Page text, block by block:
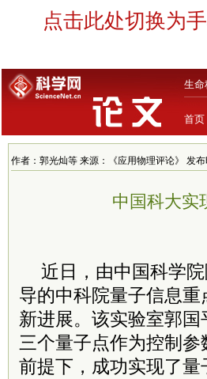
点击此处切换为
生命
首页
作者：郭光灿等 来源：《应用物理评论》 发布
中国科大实
近日，由中国科学
导的中科院量子信息
新进展。该实验室郭
三个量子点作为控制
前提下，成功实现了